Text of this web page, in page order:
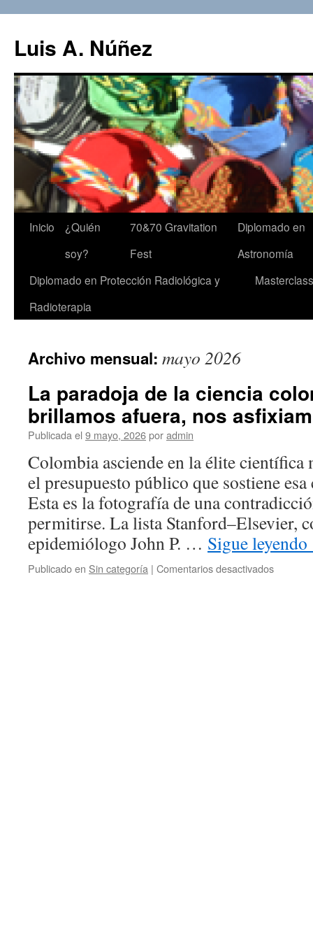
Luis A. Núñez
Saltar
contenido
Inicio
¿Quién
soy?
70&70 Gravitation
Fest
Diplomado en
Astronomía
Diplomado en Protección Radiológica y
Radioterapia
Archivo mensual: mayo 2026
La paradoja de la ciencia
brillamos afuera, nos
Publicada el 9 mayo, 2026poradmin
Colombia asciende en la élite científica
el presupuesto público que sostiene
Esta es la fotografía de una
permitirse. La lista Stanford–Elsevier,
epidemiólogo John P. … Sigue leyendo
Publicado en Sin categoría | Comentarios desactivadosen